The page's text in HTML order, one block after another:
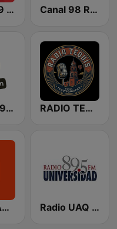
Amor 97.9 FM Canal 98 Rock Station 89.9 FM
San Juan 96.1 FM RADIO TEQUIS
NUVIA RADIO MEXICO Radio UAQ 89.5 FM